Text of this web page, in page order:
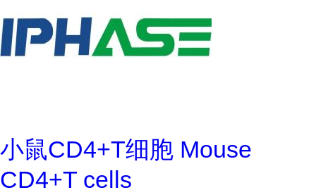
小鼠CD4+T细胞 Mouse
CD4+T cells